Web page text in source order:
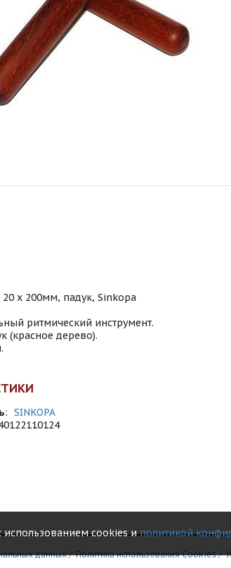
20 х 200мм, падук, Sinkopa
ритмический инструмент.
(красное дерево).
: SINKOPA
данных/Политика использования Сookies/
использованием cookies иполитикой